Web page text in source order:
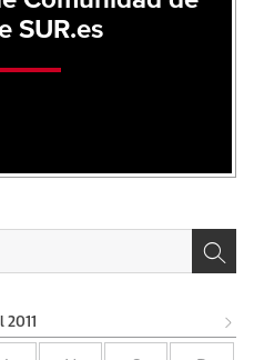
SUR.es
2011